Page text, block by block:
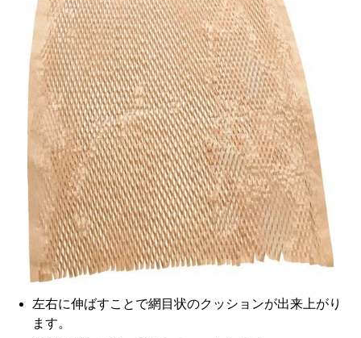
左右に伸ばすことで網目状のクッションが出来上がり
ます。